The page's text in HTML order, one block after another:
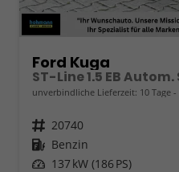
Ford Kuga
unverbindliche Lieferzeit: 10 Tage
Fahrzeugnr. 20740
Kraftstoff Benzin
Leistung 137 kW (186 PS)